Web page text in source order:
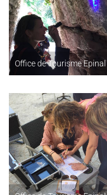
Office de Tourisme Epinal